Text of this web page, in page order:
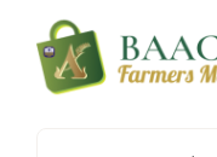
content